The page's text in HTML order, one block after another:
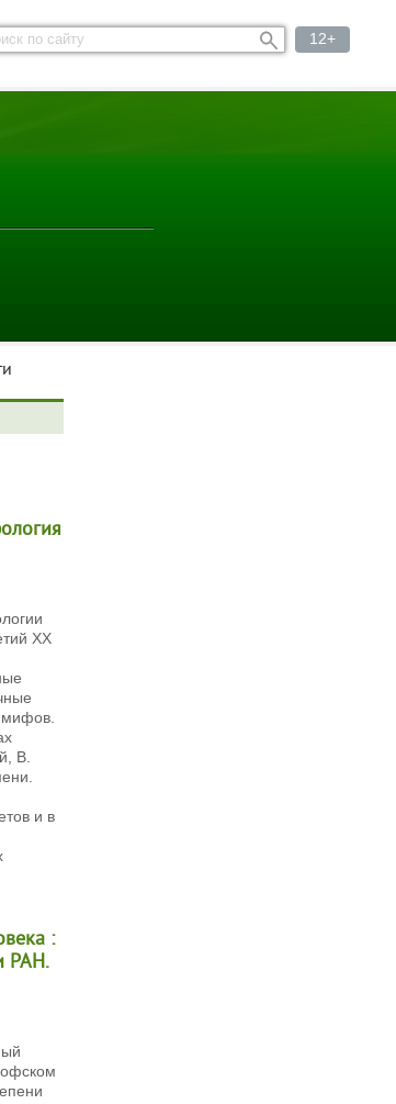
12+
XX
мифов.
В.
и в
:
РАН.